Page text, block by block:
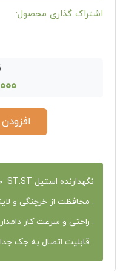
اشتراک گذاری محصول:
نگهدارنده استیل ST.ST خرچنگی
. محافظت از خرچنگی و
. راحتی و سرعت کار دامدار
. قابلیت اتصال به جک جدا